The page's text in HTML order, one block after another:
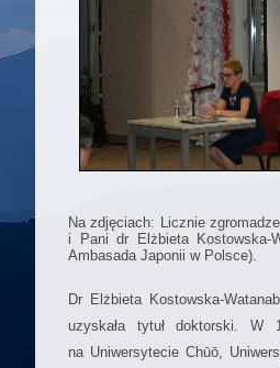
Na zdjęciach: Licznie
i Pani dr Elżbieta Kostowska-
Ambasada Japonii w Polsce).
Dr Elżbieta Kostowska-
uzyskała tytuł doktorski. W
na Uniwersytecie Chūō,